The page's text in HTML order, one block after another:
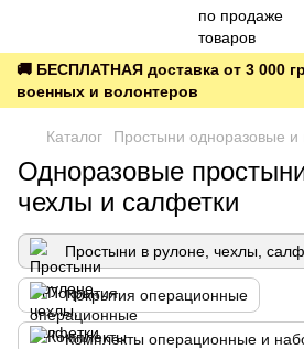
🚚 БЕСПЛАТНАЯ доставка от 3 000
военных и волонтеров
Каталог Простыни одноразовые и
Одноразовые
чехлы и салфетки
Простыни в рулоне, чехлы,
Покрытия операционные
Комплекты операционные и